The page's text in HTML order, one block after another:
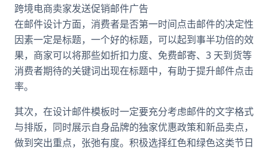
跨境电商卖家发送促销邮件广告
在邮件设计方面，消费者是否第一时间点击邮件的决定性
因素一定是标题，一个好的标题，可以起到事半功倍的效
果，商家可以将那些如折扣力度、免费邮寄、3 天到货等
消费者期待的关键词出现在标题中，有助于提升邮件点击
率。
其次，在设计邮件模板时一定要充分考虑邮件的文字格式
与排版，同时展示自身品牌的独家优惠政策和新品卖点，
做到突出重点，张弛有度。积极选择红色和绿色这类节日